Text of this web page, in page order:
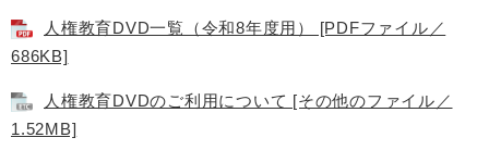
人権教育DVD一覧（令和8年度用） [PDFファイル／
686KB]
人権教育DVDのご利用について [その他のファイル／
1.52MB]